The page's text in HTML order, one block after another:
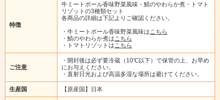
特徴
牛ミートボール香味野菜風味・鯖のやわらか煮・トマト
リゾットの3種類セット
各商品の詳細は下記よりご確認ください。
・牛ミートボール香味野菜風味は こちら
・鯖のやわらか煮は こちら
・トマトリゾットは こちら
ご注意
・開封後は必ず要冷蔵（10℃以下）で保管の上、お早め
にお与えください。
・直射日光および高温多湿な場所は避けてください。
生産国 【原産国】日本